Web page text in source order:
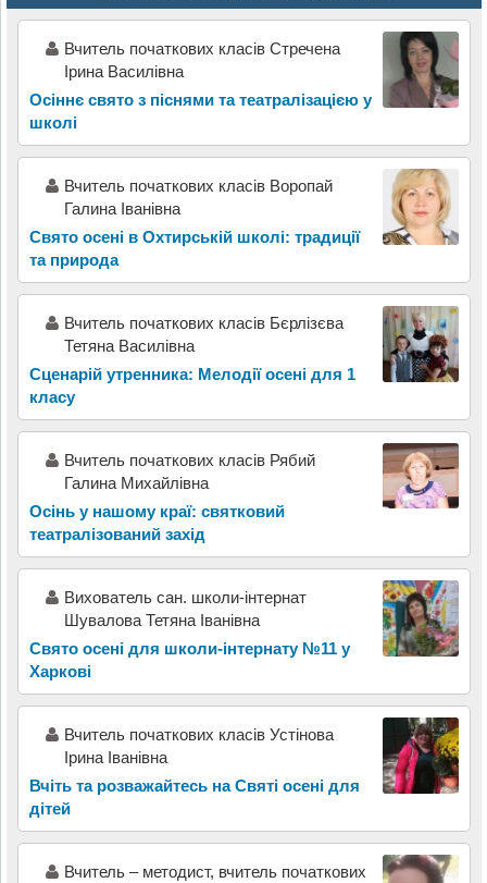
Вчитель початкових класів Стречена
Ірина Василівна
Осіннє свято з піснями та театралізацією у
школі
Вчитель початкових класів Воропай
Галина Іванівна
Свято осені в Охтирській школі: традиції
та природа
Вчитель початкових класів Бєрлізєва
Тетяна Василівна
Сценарій утренника: Мелодії осені для 1
класу
Вчитель початкових класів Рябий
Галина Михайлівна
Осінь у нашому краї: святковий
театралізований захід
Вихователь сан. школи-інтернат
Шувалова Тетяна Іванівна
Свято осені для школи-інтернату №11 у
Харкові
Вчитель початкових класів Устінова
Ірина Іванівна
Вчіть та розважайтесь на Святі осені для
дітей
Вчитель – методист, вчитель початкових